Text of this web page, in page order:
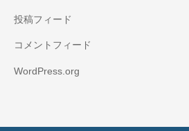
投稿フィード
コメントフィード
WordPress.org